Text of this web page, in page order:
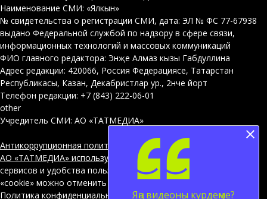
Наименование СМИ: «Ялкын»
№ свидетельства о регистрации СМИ, дата: ЭЛ № ФС 77-67938
выдано Федеральной службой по надзору в сфере связи,
информационных технологий и массовых коммуникаций
ФИО главного редактора: Энҗе Алмаз кызы Габдуллина
Адрес редакции: 420066, Россия Федерациясе, Татарстан
Республикасы, Казан, Декабристлар ур., 2нче йорт
Телефон редакции: +7 (843) 222-06-01
other
Учредитель СМИ: АО «ТАТМЕДИА»
Антикоррупционная политика
АО «ТАТМЕДИА» использует «cookie»для персонализации
сервисов и удобства пользователей сайтом. Использование
«cookie» можно отменить в настройках браузера.
Политика конфиденциальности
Яңа видеоны күрдеңме?